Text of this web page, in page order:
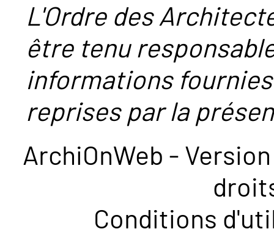
L'Ordre des
être tenu
informations
reprises par la
ArchiOnWeb -
Conditions